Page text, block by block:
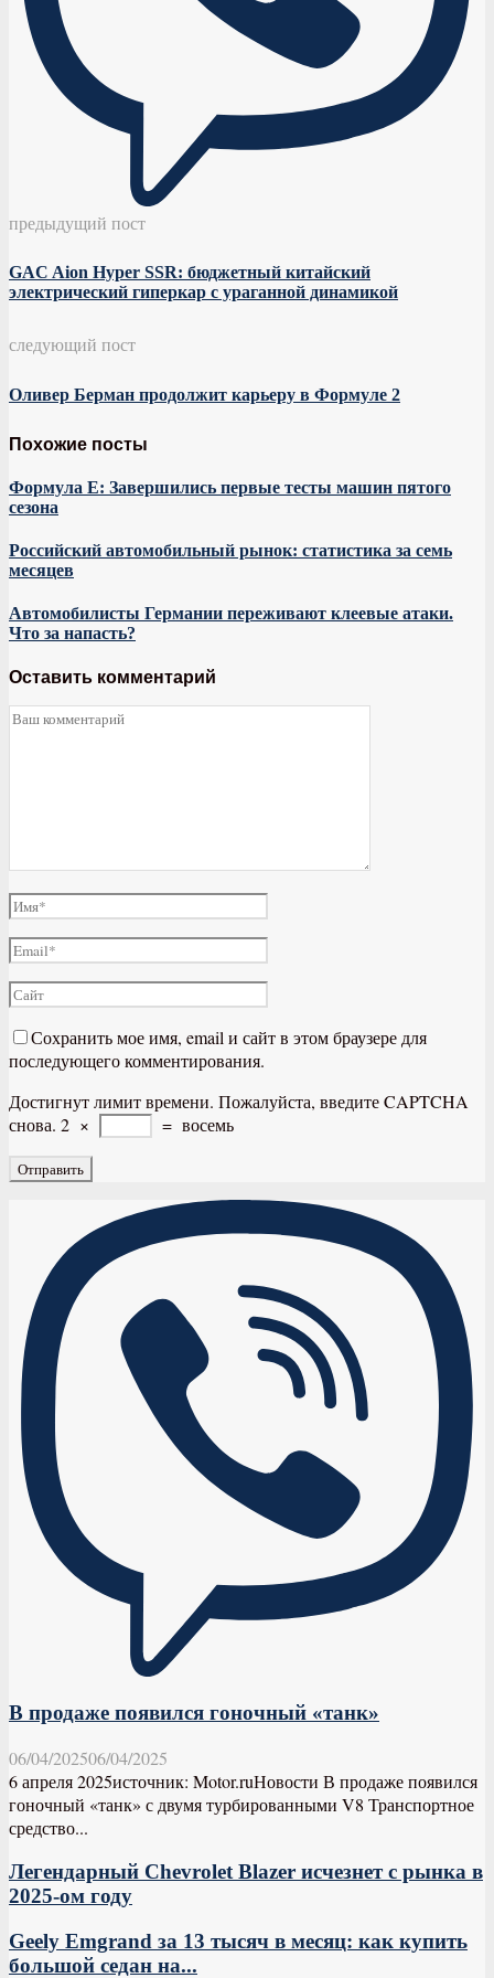
предыдущий пост
GAC Aion Hyper SSR: бюджетный китайский
электрический гиперкар с ураганной динамикой
следующий пост
Оливер Берман продолжит карьеру в Формуле 2
Похожие посты
Формула E: Завершились первые тесты машин пятого
сезона
Российский автомобильный рынок: статистика за семь
месяцев
Автомобилисты Германии переживают клеевые атаки.
Что за напасть?
Оставить комментарий
Сохранить мое имя, email и сайт в этом браузере для
последующего комментирования.
Достигнут лимит времени. Пожалуйста, введите CAPTCHA
снова. 2 × = восемь
В продаже появился гоночный «танк»
06/04/202506/04/2025
6 апреля 2025источник: Motor.ruНовости В продаже появился
гоночный «танк» с двумя турбированными V8 Транспортное
средство...
Легендарный Chevrolet Blazer исчезнет с рынка в
2025-ом году
Geely Emgrand за 13 тысяч в месяц: как купить
большой седан на...